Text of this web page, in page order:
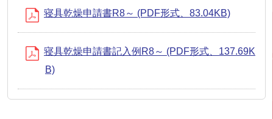
寝具乾燥申請書R8～ (PDF形式、83.04KB)
寝具乾燥申請書記入例R8～ (PDF形式、137.69K
B)